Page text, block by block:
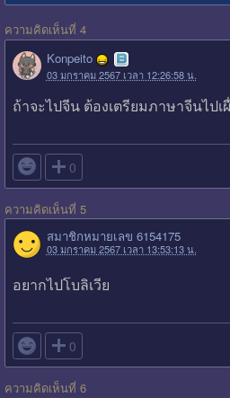
ความคิดเห็นที่ 4
Konpeito
03 มกราคม 2567 เวลา 12:26:58 น.
ถ้าจะไปจีน ต้องเตรียมภาษาจีนไปเ
 0
ความคิดเห็นที่ 5
สมาชิกหมายเลข 6154175
03 มกราคม 2567 เวลา 13:53:13 น.
อยากไปโบลิเวีย
 0
ความคิดเห็นที่ 6